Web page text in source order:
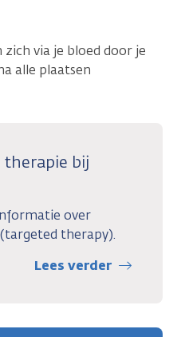
via je bloed door je
alle plaatsen
therapie bij
over
therapy).
Lees verder